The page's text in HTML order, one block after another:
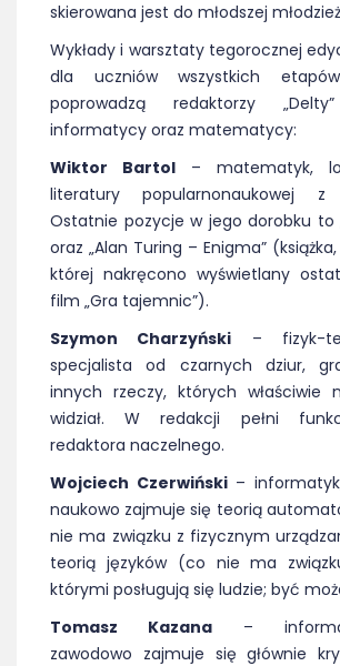
skierowana jest do młodszej
Wykłady i warsztaty tegorocznej
dla uczniów wszystkich etapów
poprowadzą redaktorzy
informatycy oraz matematycy:
Wiktor Bartol – matematyk,
literatury popularnonaukowej z
Ostatnie pozycje w jego dorobku to
oraz „Alan Turing – Enigma”
której nakręcono wyświetlany
film „Gra tajemnic”).
Szymon Charzyński – fizyk-
specjalista od czarnych dziur,
innych rzeczy, których właściwie
widział. W redakcji pełni
redaktora naczelnego.
Wojciech Czerwiński–
naukowo zajmuje się teorią
nie ma związku z fizycznym
teorią języków (co nie ma
którymi posługują się ludzie; być
Tomasz Kazana –
zawodowo zajmuje się głównie